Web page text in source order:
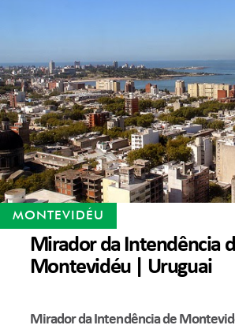
MONTEVIDÉU
Mirador da Intendência
Montevidéu | Uruguai
Mirador da Intendência de